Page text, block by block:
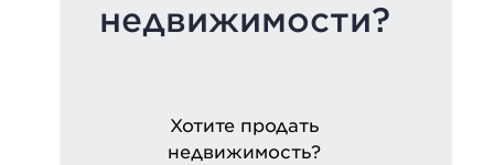
недвижимости?
Хотите продать
недвижимость?